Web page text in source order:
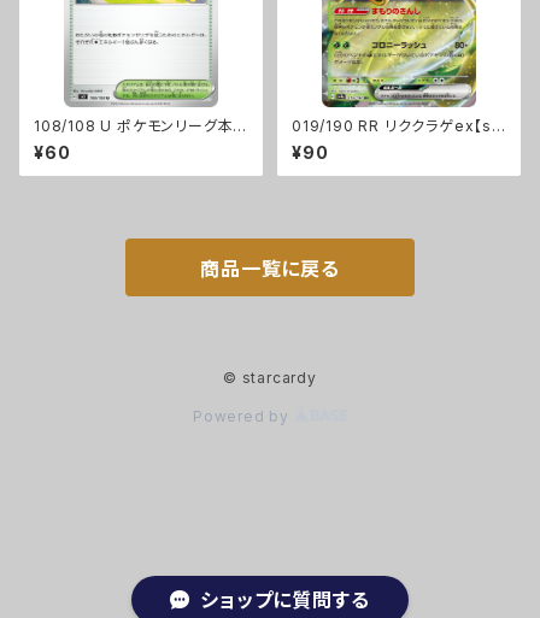
ショップに質問する
108/108 U ポケモンリーグ本
部【sv3】Gレギュ
¥60
019/190 RR リククラゲex【sv
4a】[G]
¥90
商品一覧に戻る
© starcardy
Powered by